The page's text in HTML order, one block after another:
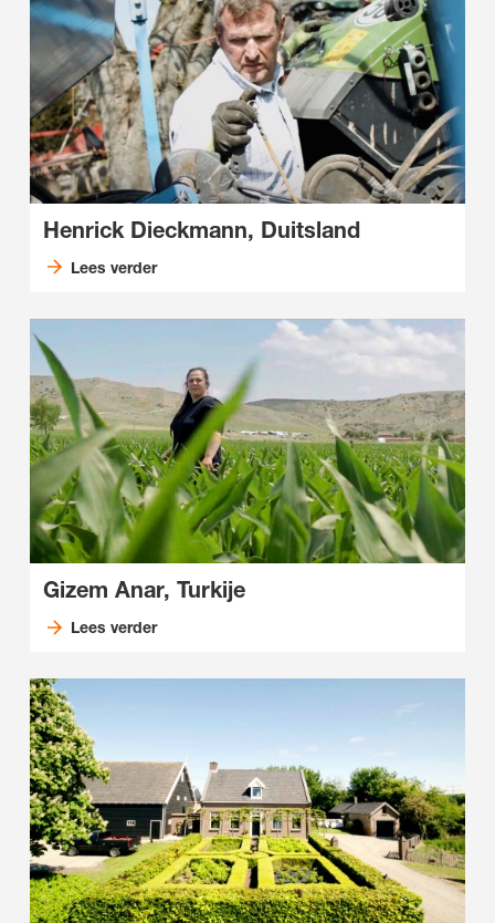
Henrick Dieckmann, Duitsland
Lees verder
Gizem Anar, Turkije
Lees verder